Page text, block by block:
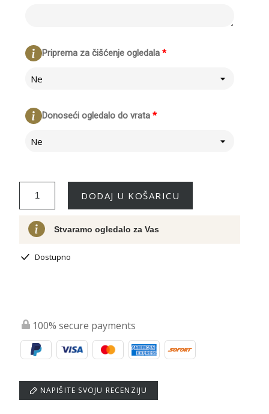
*
Priprema za čišćenje ogledala
Ne
*
Donoseći ogledalo do vrata
Ne
DODAJ U KOŠARICU
Stvaramo ogledalo za Vas
Dostupno
100% secure payments
NAPIŠITE SVOJU RECENZIJU